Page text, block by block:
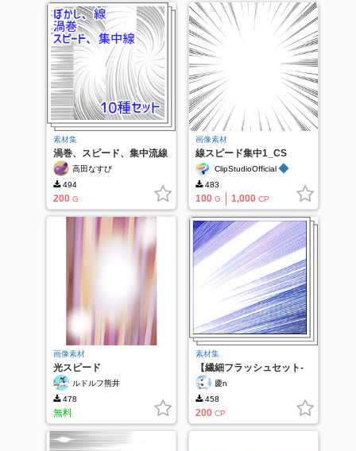
素材集
渦巻、スピード、集中流線
10種セット
高田なすび
494
200 G
画像素材
線スピード集中1_CS
ClipStudioOfficial ◆
483
100 G 1,000 CP
画像素材
光スピード
ルドルフ熊井
478
無料
素材集
【繊細フラッシュセット-
ペン描きストローク集中
線-2】
慶n
458
200 CP